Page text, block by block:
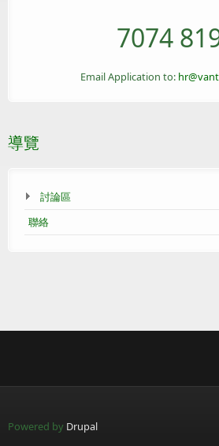
7074
Email Application to:
導覽
討論區
聯絡
Powered by Drupal